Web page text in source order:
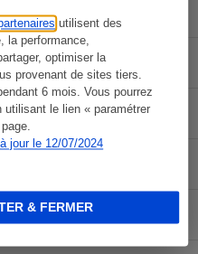
utilisent des
la performance,
optimiser la
provenant de sites tiers.
6 mois. Vous pourrez
utilisant le lien « paramétrer
jour le 12/07/2024
& FERMER
Oui
Oui
Oui